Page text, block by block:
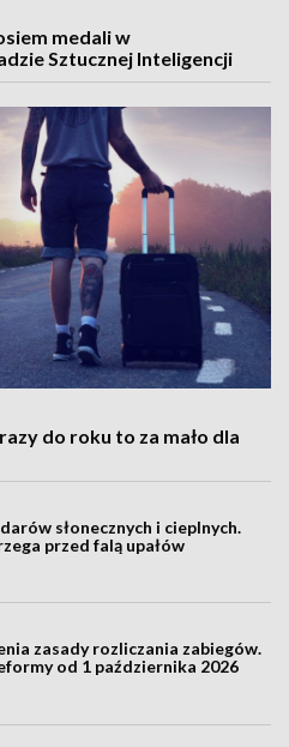
medali w
Sztucznej Inteligencji
do roku to za mało dla
słonecznych i cieplnych.
przed falą upałów
zasady rozliczania zabiegów.
od 1 października 2026